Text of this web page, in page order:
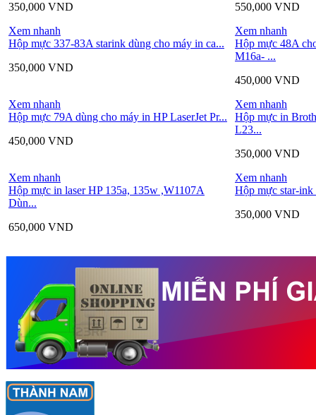
350,000 VND
550,000 VND
Xem nhanh
Hộp mực 337-83A starink dùng cho máy in ca...
350,000 VND
Xem nhanh
Hộp mực 48A
M16a- ...
450,000 VND
Xem nhanh
Hộp mực 79A dùng cho máy in HP LaserJet Pr...
450,000 VND
Xem nhanh
Hộp mực in
L23...
350,000 VND
Xem nhanh
Hộp mực in laser HP 135a, 135w ,W1107A
Dùn...
650,000 VND
Xem nhanh
Hộp mực star-ink
350,000 VND